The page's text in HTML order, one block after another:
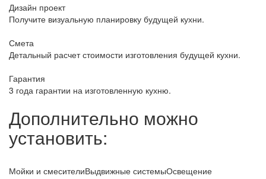
Дизайн проект
Получите визуальную планировку будущей кухни.
Смета
Детальный расчет стоимости изготовления будущей кухни.
Гарантия
3 года гарантии на изготовленную кухню.
Дополнительно можно
установить:
Мойки и смесителиВыдвижные системыОсвещение